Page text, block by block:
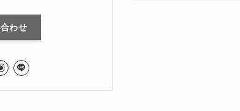
わせ